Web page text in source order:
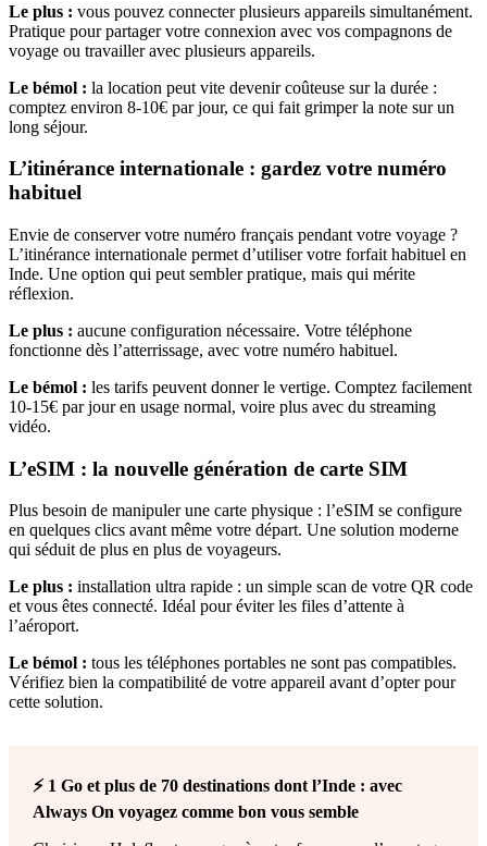
Le plus : vous pouvez connecter plusieurs appareils simultanément.
Pratique pour partager votre connexion avec vos compagnons de
voyage ou travailler avec plusieurs appareils.
Le bémol : la location peut vite devenir coûteuse sur la durée :
comptez environ 8-10€ par jour, ce qui fait grimper la note sur un
long séjour.
L’itinérance internationale : gardez votre numéro
habituel
Envie de conserver votre numéro français pendant votre voyage ?
L’itinérance internationale permet d’utiliser votre forfait habituel en
Inde. Une option qui peut sembler pratique, mais qui mérite
réflexion.
Le plus : aucune configuration nécessaire. Votre téléphone
fonctionne dès l’atterrissage, avec votre numéro habituel.
Le bémol : les tarifs peuvent donner le vertige. Comptez facilement
10-15€ par jour en usage normal, voire plus avec du streaming
vidéo.
L’eSIM : la nouvelle génération de carte SIM
Plus besoin de manipuler une carte physique : l’eSIM se configure
en quelques clics avant même votre départ. Une solution moderne
qui séduit de plus en plus de voyageurs.
Le plus : installation ultra rapide : un simple scan de votre QR code
et vous êtes connecté. Idéal pour éviter les files d’attente à
l’aéroport.
Le bémol : tous les téléphones portables ne sont pas compatibles.
Vérifiez bien la compatibilité de votre appareil avant d’opter pour
cette solution.
⚡ 1 Go et plus de 70 destinations dont l’Inde : avec
Always On voyagez comme bon vous semble